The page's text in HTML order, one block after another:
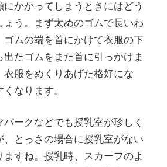
にかかってしまうときにはどう
ょう。まず太めのゴムで長いわ
ゴムの端を首にかけて衣服の下
出たゴムをまた首に引っかけま
衣服をめくりあげた格好にな
なります。
ークなどでも授乳室が珍しく
、とっさの場合に授乳室がない
ますね。授乳時、スカーフのよ